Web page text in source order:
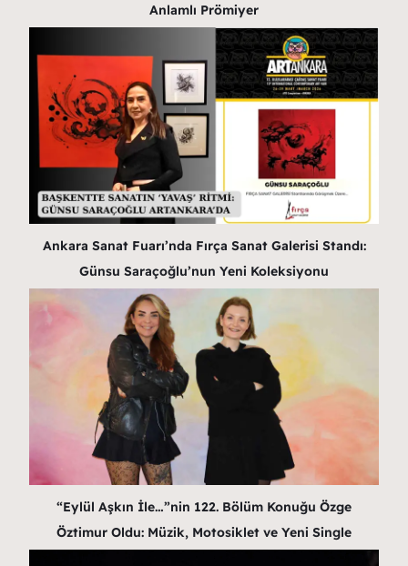
Anlamlı Prömiyer
Ankara Sanat Fuarı’nda Fırça Sanat Galerisi Standı:
Günsu Saraçoğlu’nun Yeni Koleksiyonu
“Eylül Aşkın İle…”nin 122. Bölüm Konuğu Özge
Öztimur Oldu: Müzik, Motosiklet ve Yeni Single